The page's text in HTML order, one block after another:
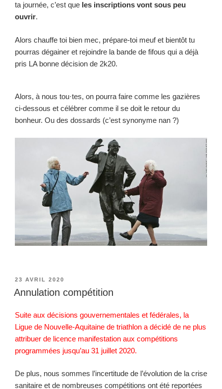
ta journée, c’est que les inscriptions vont sous peu
ouvrir.
Alors chauffe toi bien mec, prépare-toi meuf et bientôt tu
pourras dégainer et rejoindre la bande de fifous qui a déjà
pris LA bonne décision de 2k20.
Alors, à nous tou·tes, on pourra faire comme les gazières
ci-dessous et célébrer comme il se doit le retour du
bonheur. Ou des dossards (c’est synonyme nan ?)
PUBLIÉ
LE
23 AVRIL 2020
Annulation compétition
Suite aux décisions gouvernementales et fédérales, la
Ligue de Nouvelle-Aquitaine de triathlon a décidé de ne plus
attribuer de licence manifestation aux compétitions
programmées jusqu’au 31 juillet 2020.
De plus, nous sommes l’incertitude de l’évolution de la crise
sanitaire et de nombreuses compétitions ont été reportées